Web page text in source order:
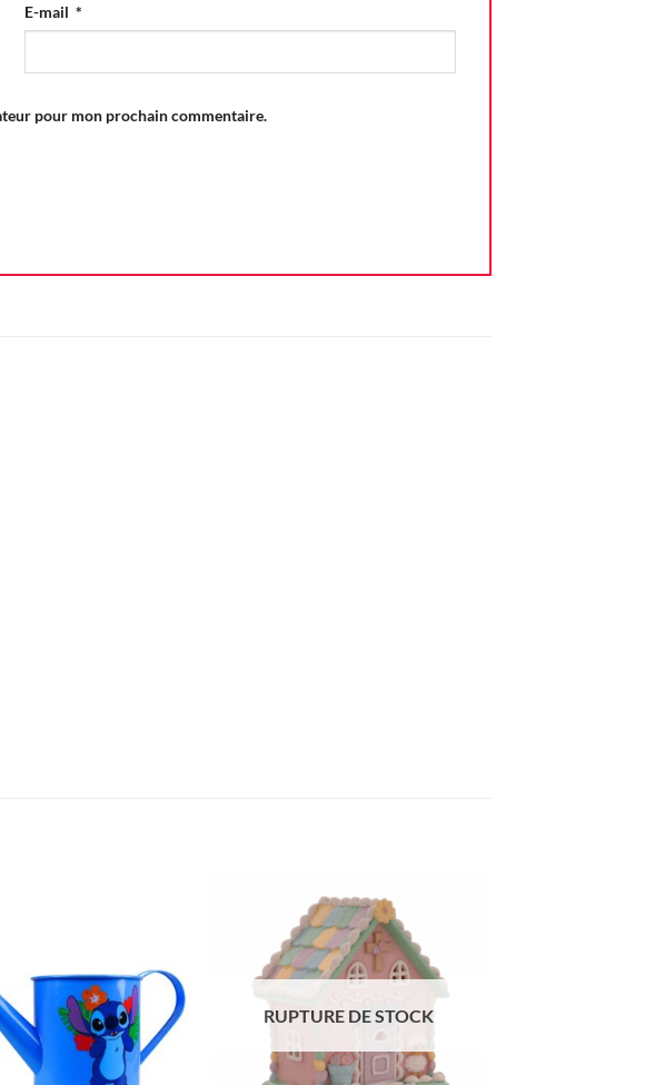
E-mail *
pour mon prochain commentaire.
d'envie
RUPTURE DE STOCK